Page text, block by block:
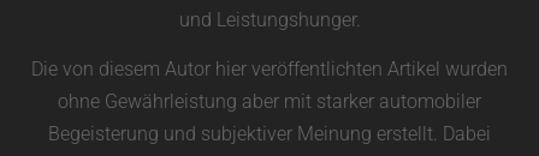
und Leistungshunger.
Die von diesem Autor hier veröffentlichten Artikel wurden
ohne Gewährleistung aber mit starker automobiler
Begeisterung und subjektiver Meinung erstellt. Dabei